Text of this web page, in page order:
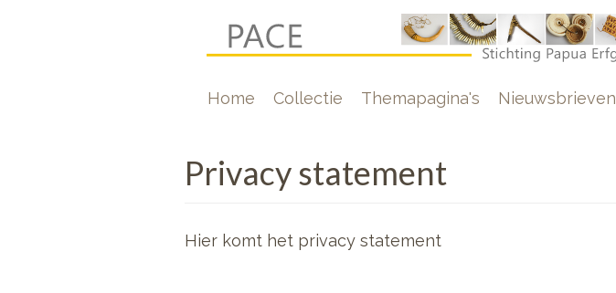
Hoofdnavigatie
Home Collectie Themapagina's Nieuwsbrieven
Privacy statement
Hier komt het privacy statement